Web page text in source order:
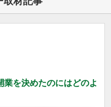
を決めたのにはどのよ